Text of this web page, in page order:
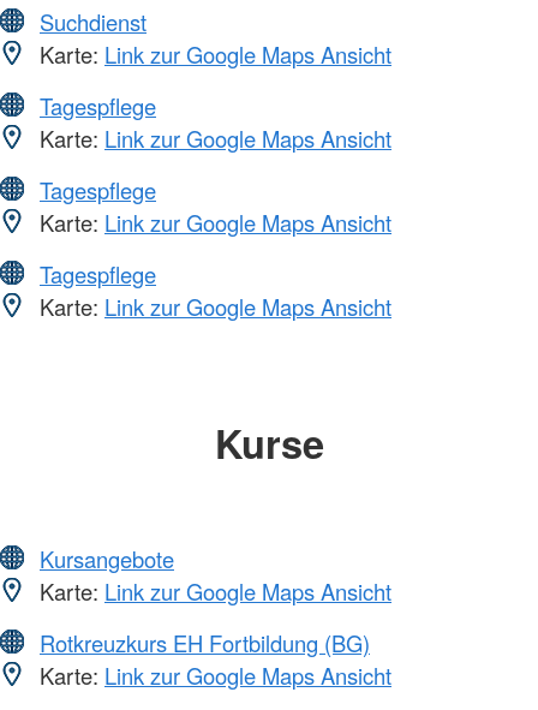
Suchdienst
Karte: Link zur Google Maps Ansicht
Tagespflege
Karte: Link zur Google Maps Ansicht
Tagespflege
Karte: Link zur Google Maps Ansicht
Tagespflege
Karte: Link zur Google Maps Ansicht
Kurse
Kursangebote
Karte: Link zur Google Maps Ansicht
Rotkreuzkurs EH Fortbildung (BG)
Karte: Link zur Google Maps Ansicht